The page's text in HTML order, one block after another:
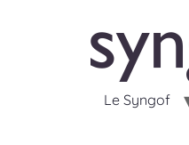
Le Syngof